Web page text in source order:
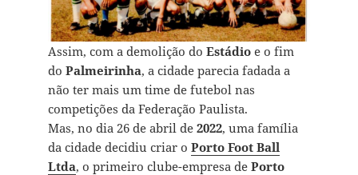
Assim, com a demolição do Estádioe o fim
do Palmeirinha, a cidade parecia fadada a
não ter mais um time de futebol nas
competições da Federação Paulista.
Mas, no dia 26 de abril de 2022, uma família
da cidade decidiu criar o Porto Foot Ball
Ltda, o primeiro clube-empresa de Porto